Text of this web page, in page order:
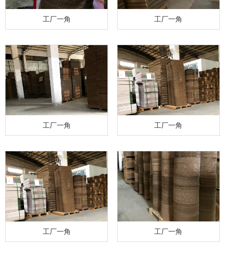
工厂一角 工厂一角
工厂一角 工厂一角
工厂一角 工厂一角